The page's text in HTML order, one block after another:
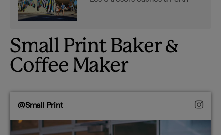
Small Print Baker &
Coffee Maker
@Small Print